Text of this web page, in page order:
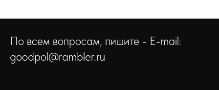
По всем вопросам, пишите - E-mail:
goodpol@rambler.ru